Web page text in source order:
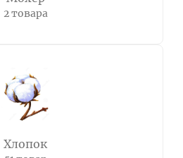
2 товара
Хлопок